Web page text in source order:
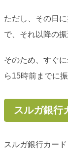
ただし、その日
で、それ以降の
そのため、すぐ
ら15時前までに
スルガ銀行
スルガ銀行カー